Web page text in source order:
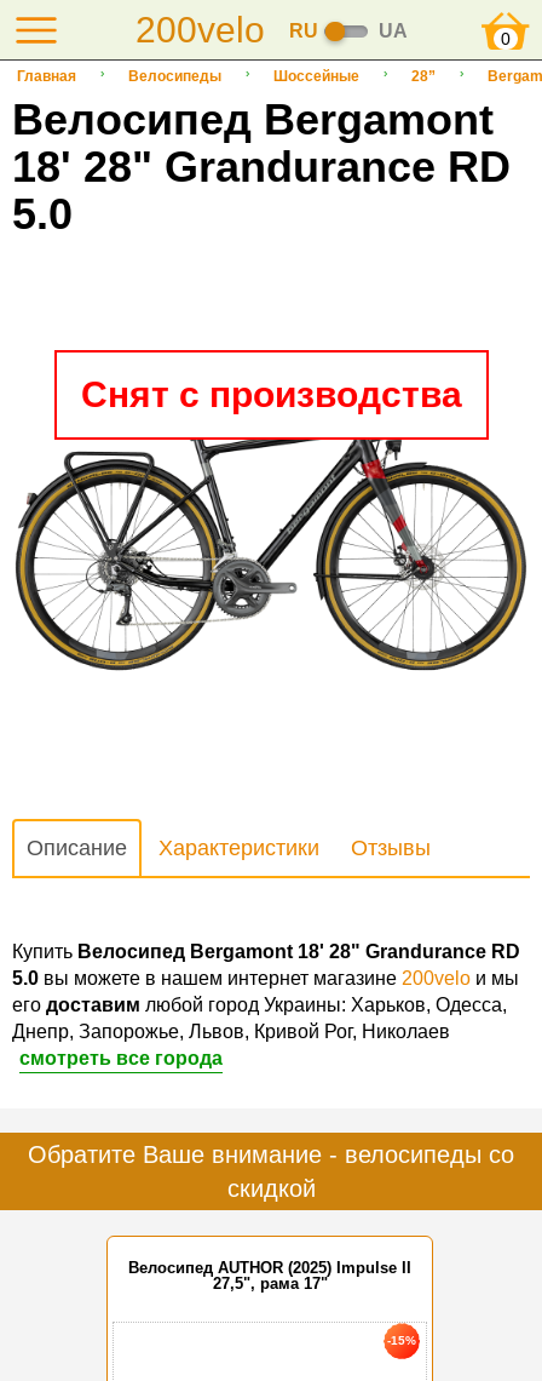
200velo RU UA 0
Главная Велосипеды Шоссейные 28”
Велосипед Bergamont
18' 28" Grandurance RD
5.0
Снят с производства
Описание Характеристики Отзывы
Купить Велосипед Bergamont 18' 28" Grandurance RD
5.0 вы можете в нашем интернет магазине 200velo и мы
его доставим любой город Украины: Харьков, Одесса,
Днепр, Запорожье, Львов, Кривой Рог, Николаев
смотреть все города
Обратите Ваше внимание - велосипеды со
скидкой
Велосипед AUTHOR (2025) Impulse II
27,5", рама 17"
-15%